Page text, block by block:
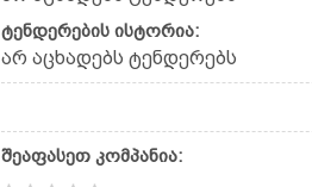
ტენდერების ისტორია:
არ აცხადებს ტენდერებს
შეაფასეთ კომპანია: